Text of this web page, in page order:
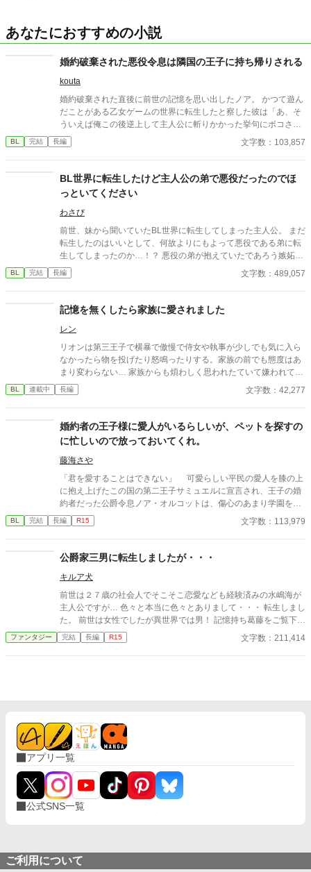
あなたにおすすめの小説
婚約破棄された悪役令息は隣国の王子に持ち帰りされる
kouta
婚約破棄された直後に前世の記憶を思い出したノア。 かつて遊ん
だことがある乙女ゲームの世界に転生したと察した彼は「あ、そ
ういえば俺この後逆上して主人公に斬りかかった挙句にボコされ
て処刑されるんだったわ」と自分の運命を思い出す。 そしてメン
タルがアラフォーとなった彼には最早婚約者は顔が良いだけの二
うてこの年で婚約破棄されたとなると独身確定か……いっそのこ
と出家して、転生者らしくギルドなんか登録しちゃって俺TUEE
E！でもやってみっか！」とポジティブに自分の身の振り方を考
えていたノアだったが、それまでまるで接点のなかったキラキラ
イケメンがグイグイ攻めてきて……「あれ？ もしかして俺口説
かれてます？」 おまけに婚約破棄したはずの二股男もなんかやた
らと絡んでくるんですが……俺の冒険者ライフはいつ始まるんで
すか？？（※始まりません）
BL 完結 長編 文字数：103,857
BL世界に転生したけど主人公の弟で悪役だったのでほ
っといてください
わさび
前世、妹から聞いていたBL世界に転生してしまった主人公。 まだ
転生したのはいいとして、何故よりにもよって悪役である弟に転
生してしまったのか…！？ 悪役の弟が抱えていたであろう嫉妬に
抗いつつ転生生活を過ごす物語。
BL 完結 長編 文字数：489,057
記憶を無くしたら家族に愛されました
レン
リオンは第三王子で横暴で傲慢で侍女や執事が少しでも気に入ら
なかったら物を投げたり怒鳴ったりする。家族の前でも態度はあ
まり変わらない… 家族からも煩わしく思われたていて嫌われてい
た… そんなある日階段から落ちて意識をなくした…数日後目を覚
ましたらリオンの様子がいつもと違くて…
BL 連載中 長編 文字数：42,277
婚約者の王子様に愛人がいるらしいが、ペットを探すの
に忙しいので放っておいてくれ。
藤海さや
「君を愛することはできない」 可愛らしい平民の愛人を膝の上
に抱え上げたこの国の第二王子サミュエルに宣言され、王子の婚
約者だった公爵令息ノア・オルコットは、傷心のあまり学園を飛
び出してしまった……というのが学園の生徒たちの認識である。
だがノアの本当の目的は、行方不明の自分のペット（魔王の側
目的地へ向かう途中、ノアは完璧な変装をしていたにも関わら
ず、何故かノアを追ってきたらしい王子サミュエルに捕まってし
まう。 ◇拙作「僕が勇者に殺された件。」に出てきたノアの話で
すが、一応単体でも読めます。 ◇テキトー設定。細かいツッコミ
はご容赦ください。見切り発車なので不定期更新となります。
BL 完結 長編 R15 文字数：113,979
公爵家三男に転生しましたが・・・
キルア犬
前世は２７歳の社会人でそこそこ恋愛なども経験済みの水嶋海が
主人公ですが… 色々と本当に色々とありまして・・・ 転生しまし
た。 前世は女性でしたが異世界では男！ 記憶持ち葛藤をご覧下さ
い。 作者は初投稿で理系人間ですので誤字脱字には寛容頂きたい
とお願いします。
ファンタジー 完結 長編 R15 文字数：211,414
アプリ一覧
公式SNS一覧
ご利用について